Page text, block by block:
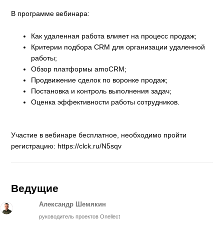
В программе вебинара:
Как удаленная работа влияет на процесс продаж;
Критерии подбора CRM для организации удаленной
работы;
Обзор платформы amoCRM;
Продвижение сделок по воронке продаж;
Постановка и контроль выполнения задач;
Оценка эффективности работы сотрудников.
Участие в вебинаре бесплатное, необходимо пройти
регистрацию: https://clck.ru/N5sqv
Ведущие
Александр Шемякин
руководитель проектов Onellect